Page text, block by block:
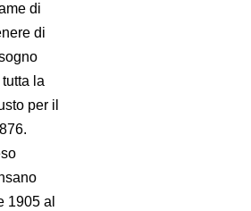
di
di
la
per il
1905 al